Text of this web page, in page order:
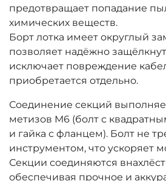
предотвращает попадание
химических веществ.
Борт лотка имеет округлый
позволяет надёжно
исключает повреждение
приобретается отдельно.
Соединение секций
метизов М6 (болт с
и гайка с фланцем). Болт не
инструментом, что ускоряет
Секции соединяются
обеспечивая прочное и